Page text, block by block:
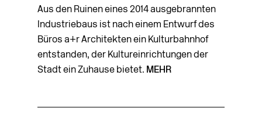
Aus den Ruinen eines 2014 ausgebrannten
Industriebaus ist nach einem Entwurf des
Büros a+r Architekten ein Kulturbahnhof
entstanden, der Kultureinrichtungen der
Stadt ein Zuhause bietet. MEHR